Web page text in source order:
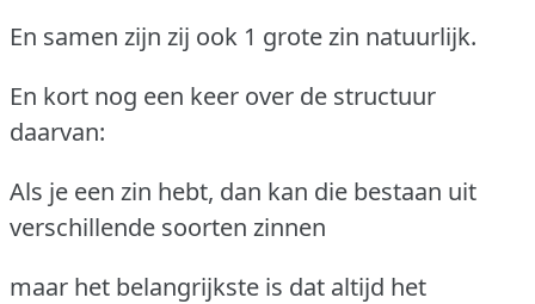
En samen zijn zij ook 1 grote zin natuurlijk.
En kort nog een keer over de structuur
daarvan:
Als je een zin hebt, dan kan die bestaan uit
verschillende soorten zinnen
maar het belangrijkste is dat altijd het